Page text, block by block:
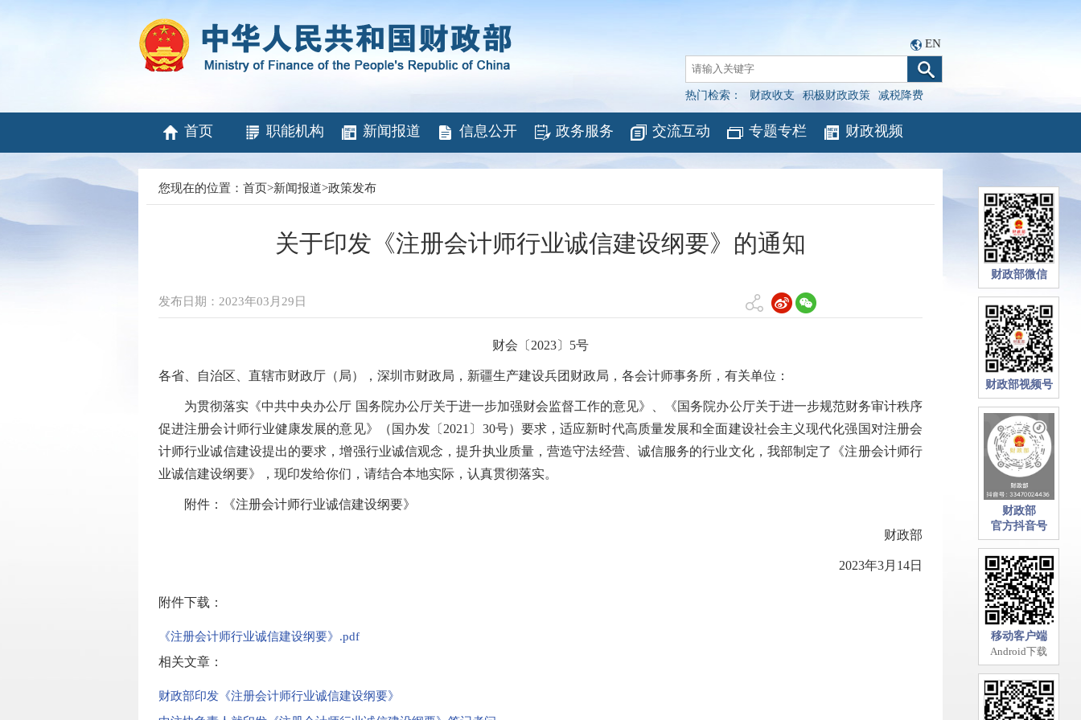
EN
热门检索： 财政收支 积极财政政策 减税降费
首页 职能机构 新闻报道 信息公开 政务服务 交流互动 专题专栏 财政视频
您现在的位置： 首页>新闻报道>政策发布
关于印发《注册会计师行业诚信建设纲要》的通知
发布日期：2023年03月29日
财会〔2023〕5号
各省、自治区、直辖市财政厅（局），深圳市财政局，新疆生产建设兵团财政局，各会计师事务所，有关单位：
为贯彻落实《中共中央办公厅 国务院办公厅关于进一步加强财会监督工作的意见》、《国务院办公厅关于进一步规范财务审计秩序
促进注册会计师行业健康发展的意见》（国办发〔2021〕30号）要求，适应新时代高质量发展和全面建设社会主义现代化强国对注册会
计师行业诚信建设提出的要求，增强行业诚信观念，提升执业质量，营造守法经营、诚信服务的行业文化，我部制定了《注册会计师行
业诚信建设纲要》，现印发给你们，请结合本地实际，认真贯彻落实。
附件：《注册会计师行业诚信建设纲要》
财政部
2023年3月14日
附件下载：
《注册会计师行业诚信建设纲要》.pdf
相关文章：
财政部印发《注册会计师行业诚信建设纲要》
财政部微信
财政部视频号
财政部
官方抖音号
移动客户端
Android下载